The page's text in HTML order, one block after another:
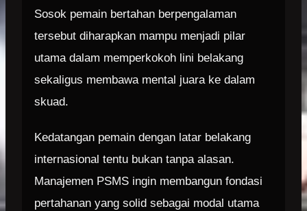
Sosok pemain bertahan berpengalaman
tersebut diharapkan mampu menjadi pilar
utama dalam memperkokoh lini belakang
sekaligus membawa mental juara ke dalam
skuad.
Kedatangan pemain dengan latar belakang
internasional tentu bukan tanpa alasan.
Manajemen PSMS ingin membangun fondasi
pertahanan yang solid sebagai modal utama